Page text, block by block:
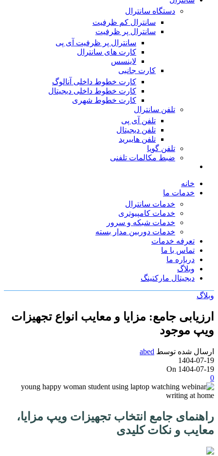
دستگاه سانترال
سانترال کم ظرفیت
سانترال پر ظرفیت
سانترال پر ظرفیت آی پی
کارت های سانترال
لاینسس
کارت جانبی
کارت خطوط داخلی آنالوگ
کارت خطوط داخلی دیجیتال
کارت خطوط شهری
تلفن سانترال
تلفن آی پی
تلفن دیجیتال
تلفن هایبرید
تلفن گویا
ضبط مکالمات تلفنی
خانه
خدمات ما
خدمات سانترال
خدمات کامپیوتری
خدمات شبکه و سرور
خدمات دوربین مدار بسته
تعرفه خدمات
تماس با ما
درباره ما
وبلاگ
دیجیتال مارکتینگ
وبلاگ
ارزیابی جامع: مزایا و معایب انواع تجهیزات
ویپ موجود
ارسال شده توسط abed
1404-07-19
On 1404-07-19
0
راهنمای جامع انتخاب تجهیزات ویپ مزایا،
معایب و نکات کلیدی